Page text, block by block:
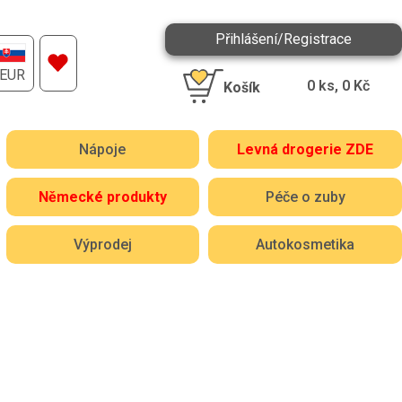
Přihlášení/Registrace
Košík 0 ks, 0 Kč
Nápoje Levná drogerie ZDE
Německé produkty Péče o zuby
Výprodej Autokosmetika